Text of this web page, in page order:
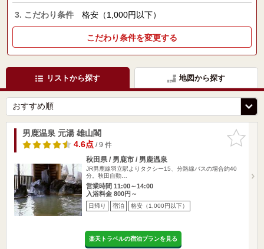
3. こだわり条件 格安（1,000円以下）
こだわり条件を変更する
リストから探す 地図から探す
お気に入
りに追加
男鹿温泉 元湯 雄山閣
4.6点/ 9 件
秋田県 / 男鹿市 / 男鹿温泉
JR男鹿線羽立駅よりタクシー15、分路線バスの場合約40
分。秋田自動…
営業時間 11:00～14:00
入浴料金 800円～
日帰り 宿泊 格安（1,000円以下）
楽天トラベルの宿泊プランを見る